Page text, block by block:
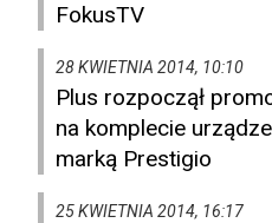
FokusTV
28 KWIETNIA 2014, 10:10
Plus rozpoczął
na komplecie
marką Prestigio
25 KWIETNIA 2014, 16:17